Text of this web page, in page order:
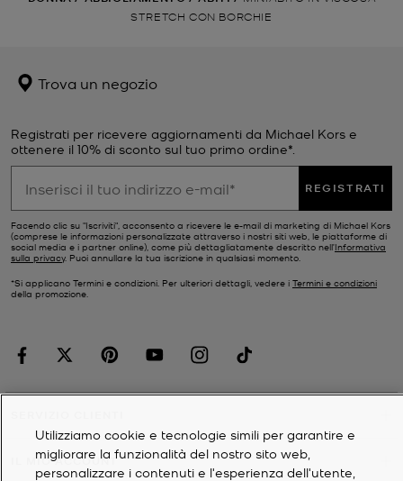
STRETCH CON BORCHIE
Trova un negozio
Registrati per ricevere aggiornamenti da Michael Kors e
ottenere il 10% di sconto sul tuo primo ordine*.
REGISTRATI
Facendo clic su "Iscriviti", acconsento a ricevere le e-mail di marketing di Michael Kors
(comprese le informazioni personalizzate attraverso i nostri siti web, le piattaforme di
social media e i partner online), come più dettagliatamente descritto nell’Informativa
sulla privacy. Puoi annullare la tua iscrizione in qualsiasi momento.
*Si applicano Termini e condizioni. Per ulteriori dettagli, vedere i Termini e condizioni
della promozione.
IL MIO ACCOUNT
Utilizziamo cookie e tecnologie simili per garantire e
migliorare la funzionalità del nostro sito web,
personalizzare i contenuti e l'esperienza dell'utente,